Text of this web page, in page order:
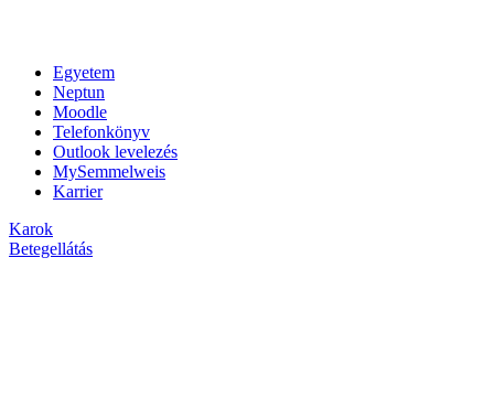
Egyetem
Neptun
Moodle
Telefonkönyv
Outlook levelezés
MySemmelweis
Karrier
Karok
Betegellátás